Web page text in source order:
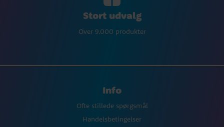
Stort udvalg
Over 9.000 produkter
Info
Ofte stillede spørgsmål
Handelsbetingelser